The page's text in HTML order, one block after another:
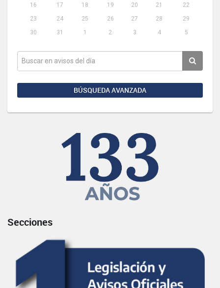
16
17 18 19 20 21
22
23
24 25 26 27 28
29
30
31 1 2 3 4 5
BÚSQUEDA AVANZADA
Secciones